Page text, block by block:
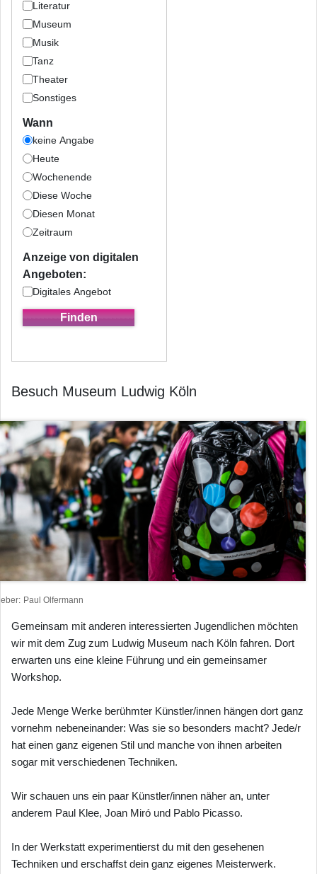
Literatur
Museum
Musik
Tanz
Theater
Sonstiges
Wann
keine Angabe
Heute
Wochenende
Diese Woche
Diesen Monat
Zeitraum
Anzeige von digitalen
Angeboten:
Digitales Angebot
Besuch Museum Ludwig Köln
Paul Olfermann
Gemeinsam mit anderen interessierten Jugendlichen möchten
wir mit dem Zug zum Ludwig Museum nach Köln fahren. Dort
erwarten uns eine kleine Führung und ein gemeinsamer
Workshop.
Jede Menge Werke berühmter Künstler/innen hängen dort ganz
vornehm nebeneinander: Was sie so besonders macht? Jede/r
hat einen ganz eigenen Stil und manche von ihnen arbeiten
sogar mit verschiedenen Techniken.
Wir schauen uns ein paar Künstler/innen näher an, unter
anderem Paul Klee, Joan Miró und Pablo Picasso.
In der Werkstatt experimentierst du mit den gesehenen
Techniken und erschaffst dein ganz eigenes Meisterwerk.